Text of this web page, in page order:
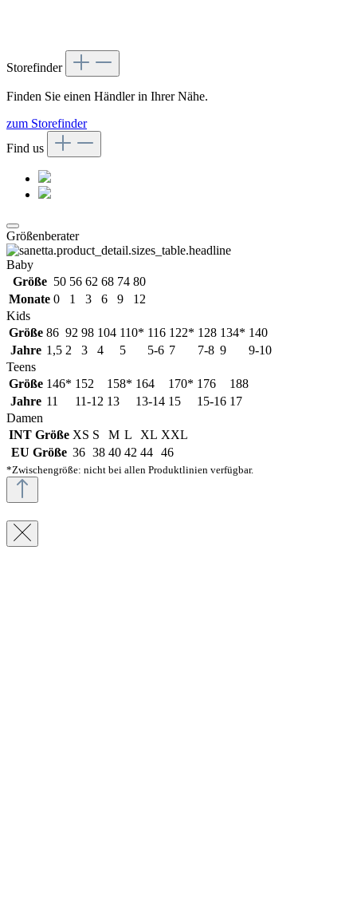
Storefinder
Finden Sie einen Händler in Ihrer Nähe.
zum Storefinder
Find us
Größenberater
Baby
Größe 50 56 62 68 74 80
Monate 0 1 3 6 9
12
Kids
Größe 86 92 98 104 110* 116 122* 128 134* 140
Jahre 1,5 2 3 4 5 5-6 7 7-8 9
9-10
Teens
Größe 146* 152 158* 164 170* 176
188
Jahre 11 11-12 13 13-14 15 15-16 17
Damen
INT Größe XS S M L XL XXL
EU Größe 36 38 40 42 44 46
*Zwischengröße: nicht bei allen Produktlinien verfügbar.